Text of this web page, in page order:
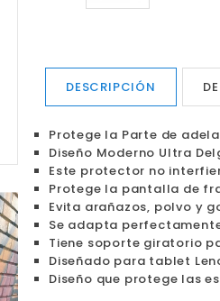
DONE AGUIRRE GALLEGO
Calidad sobre todo exelente
DESCRIPCIÓN
Protege la Parte de
Diseño Moderno Ultra
Este protector no
Protege la pantalla de
Evita arañazos, polvo y
Se adapta
Tiene soporte giratorio
Diseñado para tablet
Diseño que protege las